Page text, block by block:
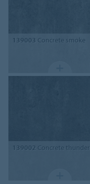
139003 Concrete smoke
139002 Concrete thunder